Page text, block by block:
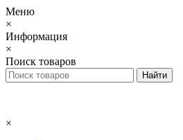
Меню
×
Информация
×
Поиск товаров
×